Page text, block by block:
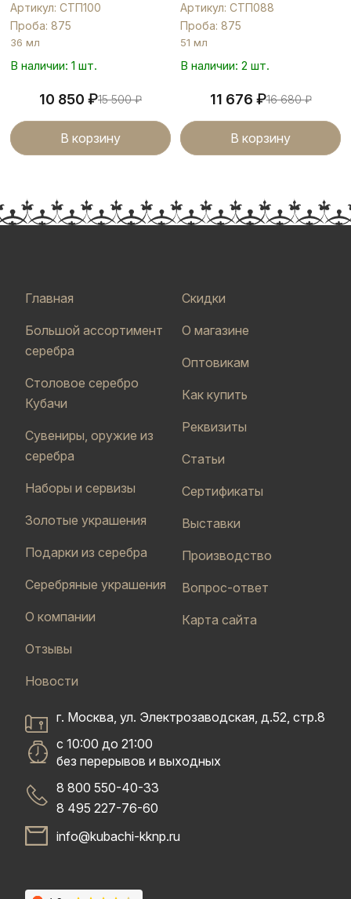
Артикул: СТП100
Проба: 875
36 мл
В наличии: 1 шт.
10 850 ₽15 500₽
В корзину
Артикул: СТП088
Проба: 875
51 мл
В наличии: 2 шт.
11 676 ₽16 680₽
В корзину
Главная
Большой ассортимент
серебра
Столовое серебро
Кубачи
Сувениры, оружие из
серебра
Наборы и сервизы
Золотые украшения
Подарки из серебра
Серебряные украшения
О компании
Отзывы
Новости
Скидки
О магазине
Оптовикам
Как купить
Реквизиты
Статьи
Сертификаты
Выставки
Производство
Вопрос-ответ
Карта сайта
г. Москва, ул. Электрозаводская, д.52, стр.8
с 10:00 до 21:00
без перерывов и выходных
8 800 550-40-33
8 495 227-76-60
info@kubachi-kknp.ru